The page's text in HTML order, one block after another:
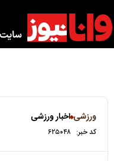
ورزشی اخبار ورزشی
کد خبر: ۶۲۵۰۴۸